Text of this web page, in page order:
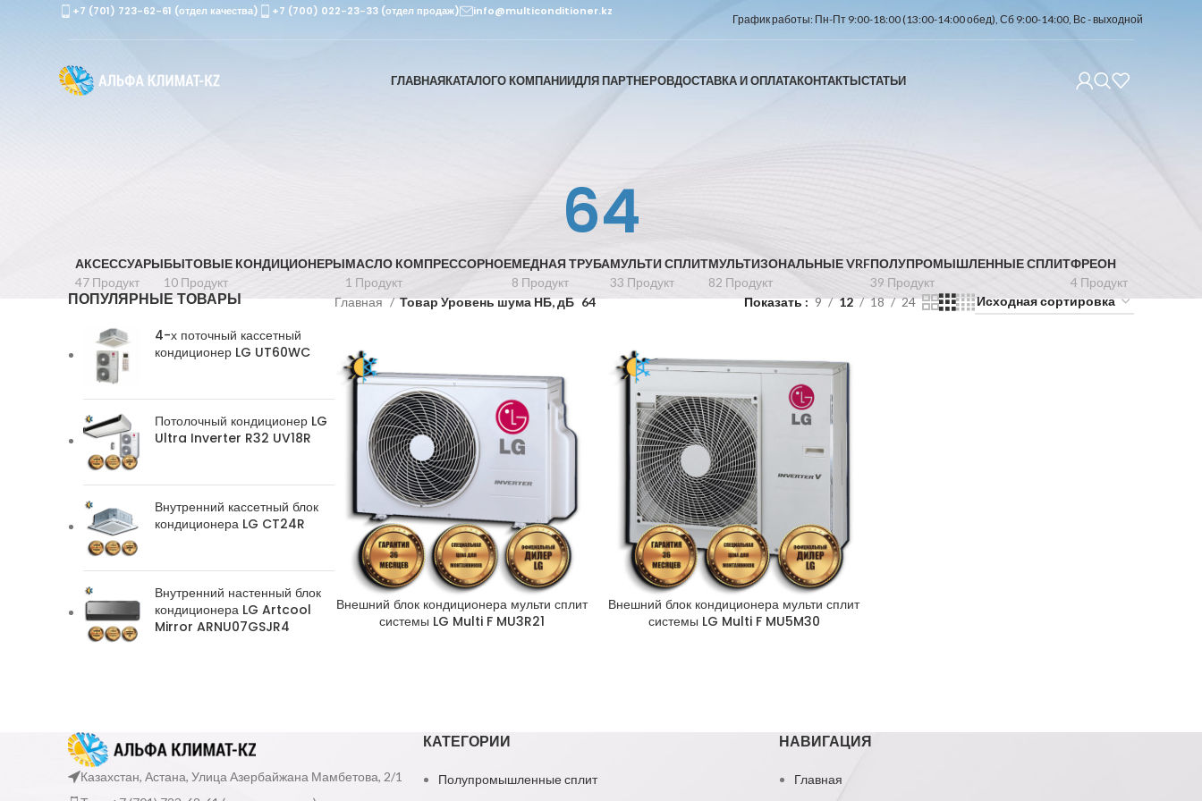
+7 (701) 723-62-61 (отдел качества) +7 (700) 022-23-33 (отдел продаж) info@multiconditioner.kz
График работы: Пн-Пт 9:00-18:00 (13:00-14:00 обед), Сб 9:00-14:00, Вс - выходной
ГЛАВНАЯКАТАЛОГО КОМПАНИИДЛЯ ПАРТНЕРОВДОСТАВКА И ОПЛАТАКОНТАКТЫСТАТЬИ
64
АКСЕССУАРЫ
47 Продукт
БЫТОВЫЕ КОНДИЦИОНЕРЫ
10 Продукт
МАСЛО КОМПРЕССОРНОЕ
1 Продукт
МЕДНАЯ ТРУБА
8 Продукт
МУЛЬТИ СПЛИТ
33 Продукт
МУЛЬТИЗОНАЛЬНЫЕ VRF
82 Продукт
ПОЛУПРОМЫШЛЕННЫЕ СПЛИТ
39 Продукт
ФРЕОН
4 Продукт
ПОПУЛЯРНЫЕ ТОВАРЫ
4-х поточный кассетный
кондиционер LG UT60WC
Потолочный кондиционер LG
Ultra Inverter R32 UV18R
Внутренний кассетный блок
кондиционера LG CT24R
Внутренний настенный блок
кондиционера LG Artcool
Mirror ARNU07GSJR4
Главная Товар Уровень шума НБ, дБ 64 Показать 9 12 18 24
Внешний блок кондиционера мульти сплит
системы LG Multi F MU3R21
Внешний блок кондиционера мульти сплит
системы LG Multi F MU5M30
Казахстан, Астана, Улица Азербайжана Мамбетова, 2/1
КАТЕГОРИИ
Полупромышленные сплит
НАВИГАЦИЯ
Главная